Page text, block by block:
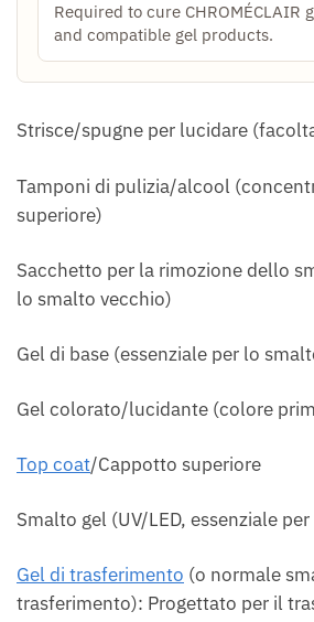
Required to cure CHROMÉCLAIR
and compatible gel products.
Strisce/spugne per lucidare
Tamponi di pulizia/alcool
superiore)
Sacchetto per la rimozione dello
lo smalto vecchio)
Gel di base (essenziale per lo
Gel colorato/lucidante (colore
Top coat/Cappotto superiore
Smalto gel (UV/LED, essenziale
Gel di trasferimento (o normale
trasferimento): Progettato per il